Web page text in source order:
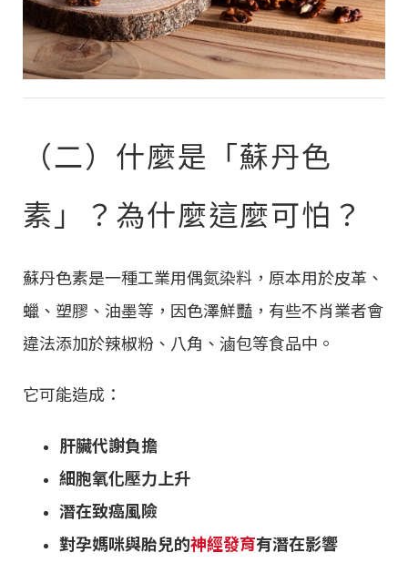
（二）什麼是「蘇丹色
素」？為什麼這麼可怕？
蘇丹色素是一種工業用偶氮染料，原本用於皮革、
蠟、塑膠、油墨等，因色澤鮮豔，有些不肖業者會
違法添加於辣椒粉、八角、滷包等食品中。
它可能造成：
肝臟代謝負擔
細胞氧化壓力上升
潛在致癌風險
對孕媽咪與胎兒的神經發育有潛在影響